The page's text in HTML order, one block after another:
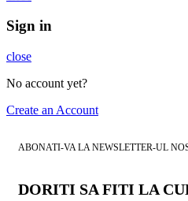
Sign in
close
No account yet?
Create an Account
ABONATI-VA LA NEWSLETTER-UL
DORITI SA FITI LA